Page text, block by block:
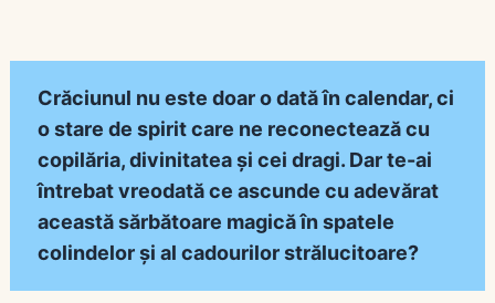
Crăciunul nu este doar o dată în calendar, ci
o stare de spirit care ne reconectează cu
copilăria, divinitatea și cei dragi. Dar te-ai
întrebat vreodată ce ascunde cu adevărat
această sărbătoare magică în spatele
colindelor și al cadourilor strălucitoare?